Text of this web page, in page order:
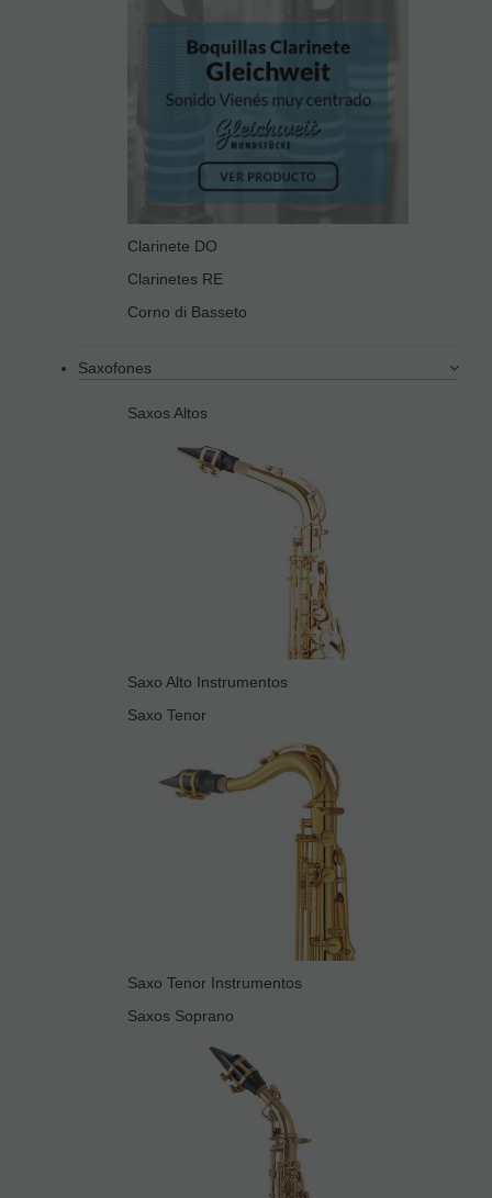
Clarinete DO
Clarinetes RE
Corno di Basseto
Saxofones
Saxos Altos
Saxo Alto Instrumentos
Saxo Tenor
Saxo Tenor Instrumentos
Saxos Soprano